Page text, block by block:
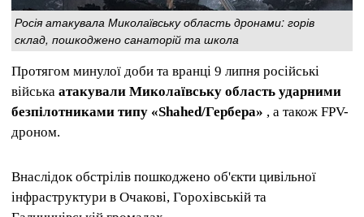
Росія атакувала Миколаївську область дронами: горів
склад, пошкоджено санаторій та школа
Протягом минулої доби та вранці 9 липня російські
війська атакували Миколаївську область ударними
безпілотниками типу «Shahed/Гербера» , а також FPV-
дроном.
Внаслідок обстрілів пошкоджено об'єкти цивільної
інфраструктури в Очакові, Горохівській та